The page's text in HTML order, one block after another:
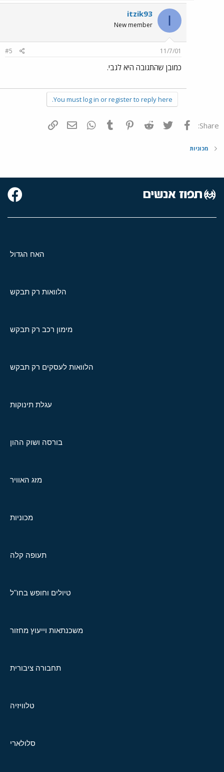
I
itzik93
New member
11/7/01
#5
כמובן שהתגובה היא לגבי.
You must log in or register to reply here.
Share: פייסבוק Twitter
Reddit
Pinterest
Tumblr
WhatsAppדואר אלקטרוני
מכוניות
האח הגדול
הלוואות רק תבקש
מימון רכב רק תבקש
הלוואות לעסקים רק תבקש
עגלת תינוקות
בורסה ושוק ההון
מזג האוויר
מכוניות
תעופה קלה
טיולים וחופש בחו"ל
משכנתאות וייעוץ מחזור
תחבורה ציבורית
טלוויזיה
סלולארי